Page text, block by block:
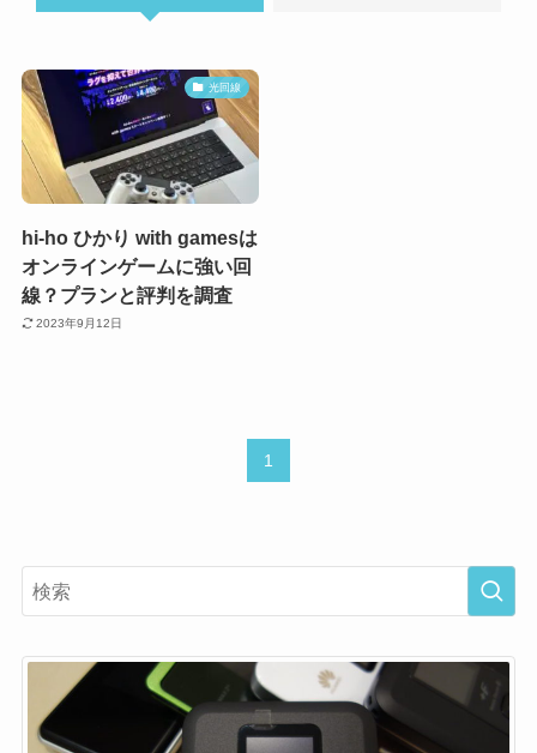
光回線
hi-ho ひかり with gamesは
オンラインゲームに強い回
線？プランと評判を調査
2023年9月12日
1